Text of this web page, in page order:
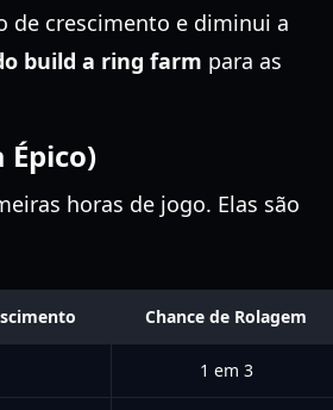
de crescimento e diminui a
build a ring farm para as
Épico)
horas de jogo. Elas são
Chance de Rolagem
1 em 3